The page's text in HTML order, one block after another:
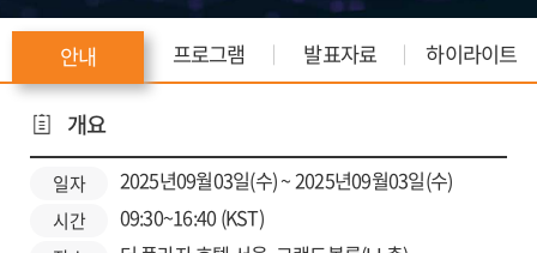
안내 프로그램 발표자료 하이라이트
개요
일자 2025년09월03일(수) ~ 2025년09월03일(수)
시간 09:30~16:40 (KST)